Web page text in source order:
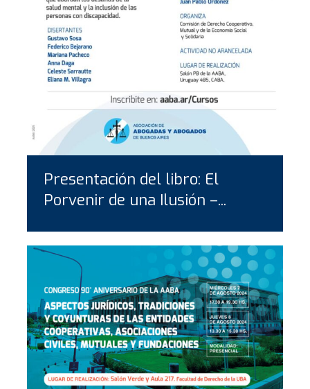
Presentación del libro: El
Porvenir de una Ilusión –...